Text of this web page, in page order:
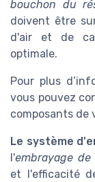
bouchon du
doivent être
d'air et de
optimale.
Pour plus
vous pouvez
composants de
Le système
l'embrayage de
et l'efficacité